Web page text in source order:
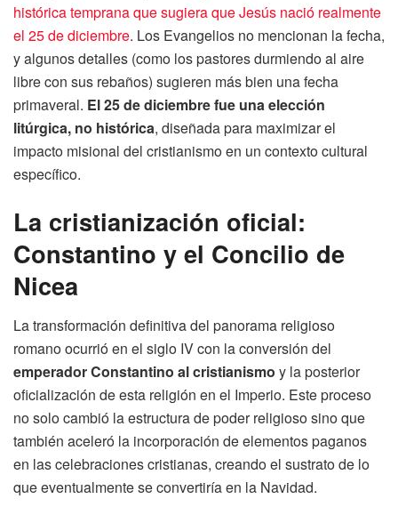
histórica temprana que sugiera que Jesús nació realmente
el 25 de diciembre. Los Evangelios no mencionan la fecha,
y algunos detalles (como los pastores durmiendo al aire
libre con sus rebaños) sugieren más bien una fecha
primaveral. El 25 de diciembre fue una elección
litúrgica, no histórica, diseñada para maximizar el
impacto misional del cristianismo en un contexto cultural
específico.
La cristianización oficial:
Constantino y el Concilio de
Nicea
La transformación definitiva del panorama religioso
romano ocurrió en el siglo IV con la conversión del
emperador Constantino al cristianismo y la posterior
oficialización de esta religión en el Imperio. Este proceso
no solo cambió la estructura de poder religioso sino que
también aceleró la incorporación de elementos paganos
en las celebraciones cristianas, creando el sustrato de lo
que eventualmente se convertiría en la Navidad.